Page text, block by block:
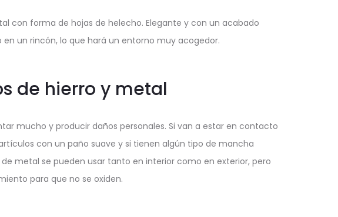
con forma de hojas de helecho. Elegante y con un acabado
un rincón, lo que hará un entorno muy acogedor.
de hierro y metal
mucho y producir daños personales. Si van a estar en contacto
con un paño suave y si tienen algún tipo de mancha
metal se pueden usar tanto en interior como en exterior, pero
para que no se oxiden.